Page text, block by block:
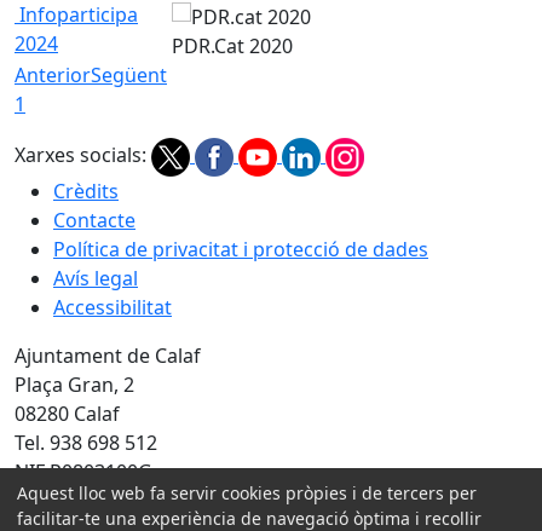
Infoparticipa
2024
PDR.Cat 2020
AnteriorSegüent
1
Xarxes socials:
Crèdits
Contacte
Política de privacitat i protecció de dades
Avís legal
Accessibilitat
Ajuntament de Calaf
Plaça Gran, 2
08280 Calaf
Tel. 938 698 512
NIF P0803100G
Amb la col·laboració de:
Aquest lloc web fa servir cookies pròpies i de tercers per
facilitar-te una experiència de navegació òptima i recollir